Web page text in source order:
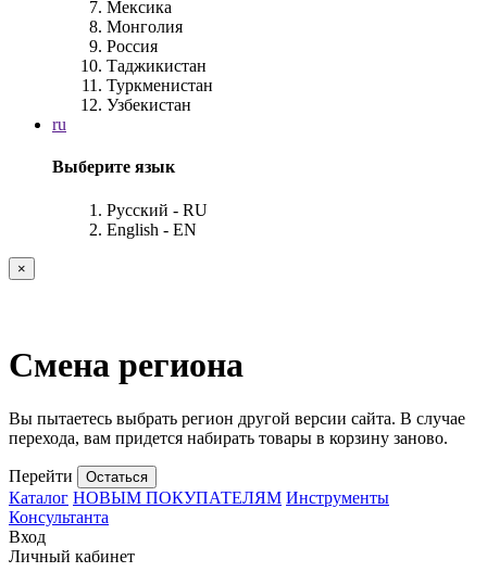
Мексика
Монголия
Россия
Таджикистан
Туркменистан
Узбекистан
ru
Выберите язык
Русский - RU
English - EN
×
Смена региона
Вы пытаетесь выбрать регион другой версии сайта. В случае
перехода, вам придется набирать товары в корзину заново.
Перейти Остаться
Каталог НОВЫМ ПОКУПАТЕЛЯМ Инструменты
Консультанта
Вход
Личный кабинет